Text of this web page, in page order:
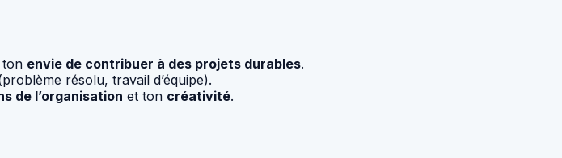
ton envie de contribuer à des projets durables.
résolu, travail d’équipe).
de l’organisation et ton créativité.